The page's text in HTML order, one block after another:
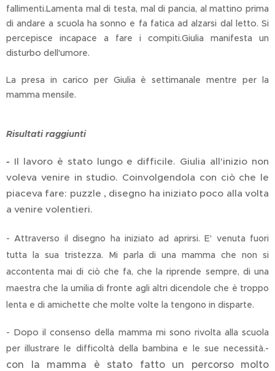
fallimenti.Lamenta mal di testa, mal di pancia, al mattino prima
di andare a scuola ha sonno e fa fatica ad alzarsi dal letto. Si
percepisce incapace a fare i compiti.Giulia manifesta un
disturbo dell'umore.
La presa in carico per Giulia è settimanale mentre per la
mamma mensile.
Risultati raggiunti
- Il lavoro è stato lungo e difficile. Giulia all'inizio non
voleva venire in studio. Coinvolgendola con ciò che le
piaceva fare: puzzle , disegno ha iniziato poco alla volta
a venire volentieri.
- Attraverso il disegno ha iniziato ad aprirsi. E' venuta fuori
tutta la sua tristezza. Mi parla di una mamma che non si
accontenta mai di ciò che fa, che la riprende sempre, di una
maestra che la umilia di fronte agli altri dicendole che è troppo
lenta e di amichette che molte volte la tengono in disparte.
- Dopo il consenso della mamma mi sono rivolta alla scuola
per illustrare le difficoltà della bambina e le sue necessità.-
con la mamma è stato fatto un percorso molto